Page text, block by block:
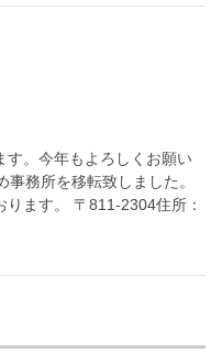
す。今年もよろしくお願い
務所を移転致しました。
ます。 〒811-2304住所：